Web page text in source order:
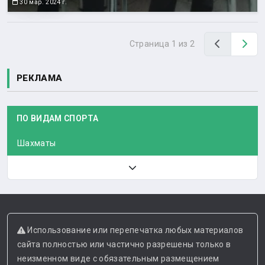
30 мар. 2024 г.
Страница 1 из 2 Назад
РЕКЛАМА
ПО ВИДАМ СПОРТА
Шахматы
Использование или перепечатка любых материалов
сайта полностью или частично разрешены только в
неизменном виде с обязательным размещением